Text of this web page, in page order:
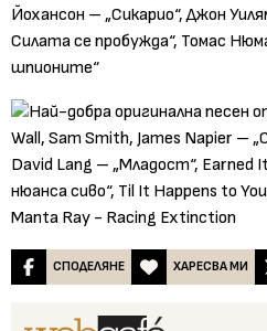
СПОДЕЛЯНЕ ХАРЕСВА МИ